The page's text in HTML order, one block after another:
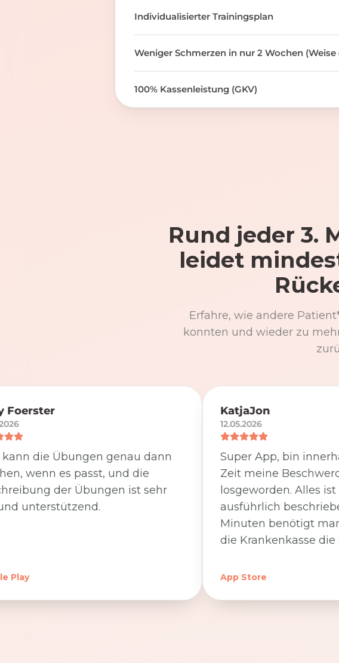
Individualisierter Trainingsplan
Weniger Schmerzen in nur 2 Wochen (Weise
100% Kassenleistung (GKV)
Rund jeder 3.
leidet
Erfahre, wie andere
konnten und wieder zu
Foerster
die Übungen genau dann
wenn es passt, und die
der Übungen ist sehr
unterstützend.
Play
KatjaJon
12.05.2026
Super App, bin
Zeit meine
losgeworden. Alles
ausführlich
Minuten benötigt
die Krankenkasse die
App Store